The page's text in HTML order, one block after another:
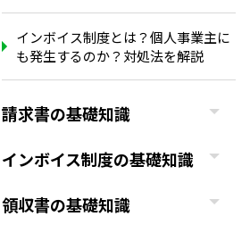
インボイス制度とは？個人事業主に
も発生するのか？対処法を解説
請求書の基礎知識
インボイス制度の基礎知識
領収書の基礎知識